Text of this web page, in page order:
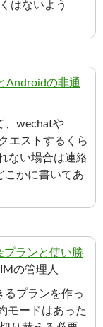
はないよう
Androidの非通
、wechatや
エストするくら
ない場合は連絡
こかに書いてあ
プランと使い勝
の管理人
るプランを作っ
モードはあった